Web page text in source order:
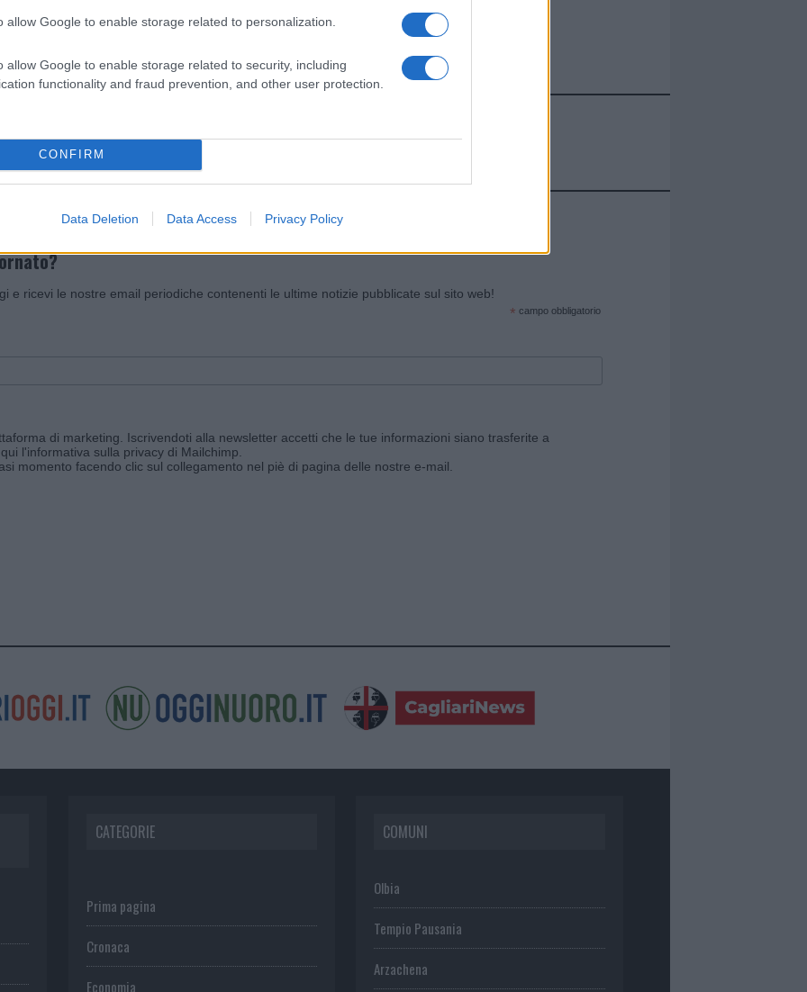
allow Google to enable storage related to personalization.
allow Google to enable storage related to security, including
functionality and fraud prevention, and other user protection.
CONFIRM
Data Deletion Data Access Privacy Policy
Prossimo articolo
Invia un Comunicato Stampa|Pubblicità|Segnala
e ricevi le nostre email periodiche contenenti le ultime notizie pubblicate sul sito web!
* campo obbligatorio
di marketing. Iscrivendoti alla newsletter accetti che le tue informazioni siano trasferite a
l'informativa sulla privacy di Mailchimp
momento facendo clic sul collegamento nel piè di pagina delle nostre e-mail.
CATEGORIE
Prima pagina
Cronaca
Economia
COMUNI
Olbia
Tempio Pausania
Arzachena